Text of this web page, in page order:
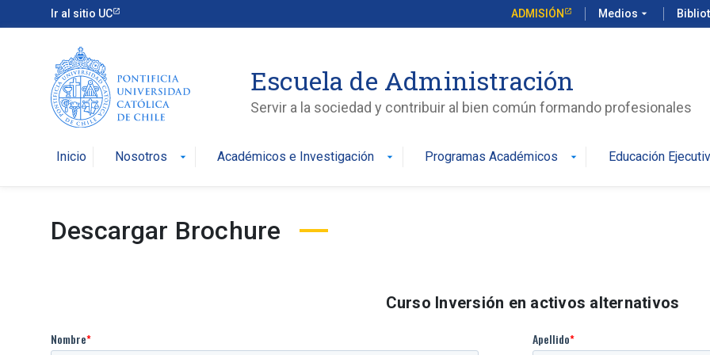
Ir al sitio UC ADMISIÓN Medios arrow_drop_down
Escuela de Administración
Servir a la sociedad y contribuir al bien común formando profesionales
Inicio Nosotros arrow_drop_down Académicos e Investigación arrow_drop_down Programas Académicos arrow_drop_down Educación
Descargar Brochure
Curso Inversión en activos alternativos